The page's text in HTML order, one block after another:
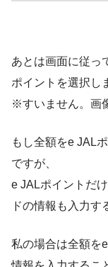
あとは画面に従っ
ポイントを選択し
※すいません。画
もし全額をe JAL
ですが、
e JALポイントだ
ドの情報も入力す
私の場合は全額を